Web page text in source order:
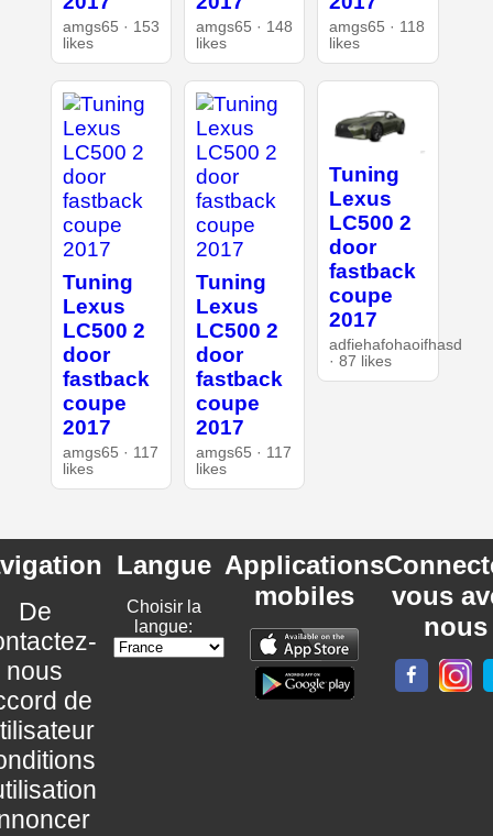
amgs65 · 153
likes
amgs65 · 148
likes
amgs65 · 118
likes
Tuning
Lexus
LC500 2
door
fastback
coupe
2017
amgs65 · 117
likes
Tuning
Lexus
LC500 2
door
fastback
coupe
2017
amgs65 · 117
likes
Tuning
Lexus
LC500 2
door
fastback
coupe
2017
adfiehafohaoifhasd
· 87 likes
De
nous
de
Langue
Choisir la
langue:
Applications
mobiles
vous
nous